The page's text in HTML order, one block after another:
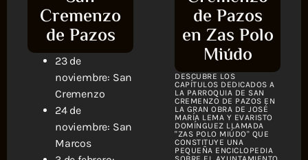
Cremenzo
de Pazos
23 de
noviembre: San
Cremenzo
24 de
noviembre: San
Marcos
de Pazos
en Zas Polo
Miúdo
DESCUBRE LOS
CAPÍTULOS DEDICADOS A
LA PARROQUIA DE SAN
CREMENZO DE PAZOS EN
LA GRAN OBRA DE JOSÉ
MARÍA LEMA Y EVARISTO
DOMÍNGUEZ LLAMADA
"ZAS POLO MIÚDO" QUE
CONSTITUYE UNA
PEQUEÑA ENCICLOPEDIA